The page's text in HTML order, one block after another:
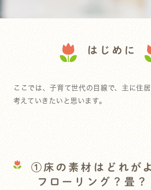
はじめに
ここでは、子育て世代の目線で、主に住
考えていきたいと思います。
①床の素材はどれが
フローリング？畳？